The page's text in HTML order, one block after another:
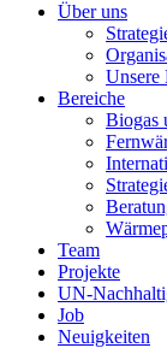
Über uns
Unsere
Bereiche
Biogas
Team
Projekte
UN-
Job
Neuigkeiten